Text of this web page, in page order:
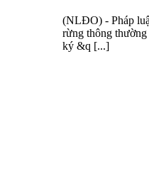
(NLĐO) - Pháp
rừng thông
ký &q [...]